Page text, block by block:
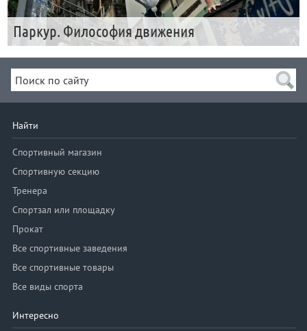
Паркур. Философия движения
Найти
Спортивный магазин
Спортивную секцию
Тренера
Спортзал или площадку
Прокат
Все спортивные заведения
Все спортивные товары
Все виды спорта
Интересно